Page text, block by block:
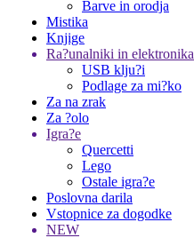
Barve in orodja
Mistika
Knjige
Ra?unalniki in elektronika
USB klju?i
Podlage za mi?ko
Za na zrak
Za ?olo
Igra?e
Quercetti
Lego
Ostale igra?e
Poslovna darila
Vstopnice za dogodke
NEW